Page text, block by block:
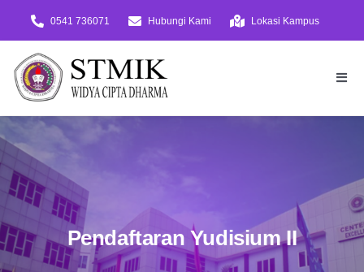
content
0541 736071 Hubungi Kami Lokasi Kampus
Beranda
PMB Daftar!
Virtual TourPendaftaran Yudisium II